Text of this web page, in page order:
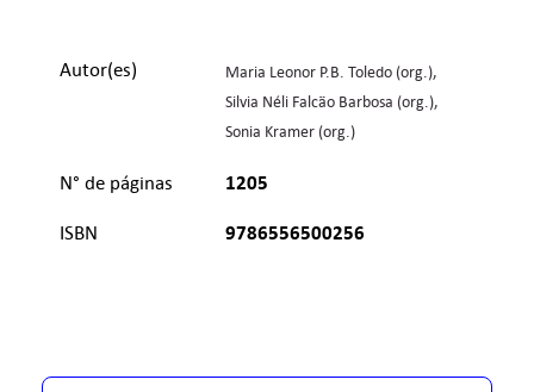
Autor(es)
Maria Leonor P.B. Toledo (org.)
Silvia Néli Falcão Barbosa (org.)
Sonia Kramer (org.)
N° de páginas 1205
ISBN 9786556500256